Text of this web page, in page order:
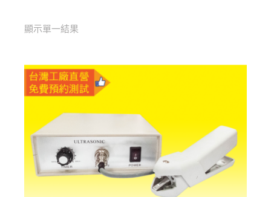
顯示單一結果